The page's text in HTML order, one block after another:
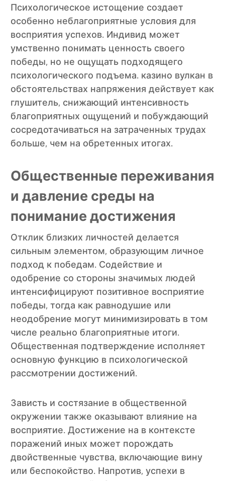
Психологическое истощение создает
особенно неблагоприятные условия для
восприятия успехов. Индивид может
умственно понимать ценность своего
победы, но не ощущать подходящего
психологического подъема. казино вулкан в
обстоятельствах напряжения действует как
глушитель, снижающий интенсивность
благоприятных ощущений и побуждающий
сосредотачиваться на затраченных трудах
больше, чем на обретенных итогах.
Общественные переживания
и давление среды на
понимание достижения
Отклик близких личностей делается
сильным элементом, образующим личное
подход к победам. Содействие и
одобрение со стороны значимых людей
интенсифицируют позитивное восприятие
победы, тогда как равнодушие или
неодобрение могут минимизировать в том
числе реально благоприятные итоги.
Общественная подтверждение исполняет
основную функцию в психологической
рассмотрении достижений.
Зависть и состязание в общественной
окружении также оказывают влияние на
восприятие. Достижение на в контексте
поражений иных может порождать
двойственные чувства, включающие вину
или беспокойство. Напротив, успехи в